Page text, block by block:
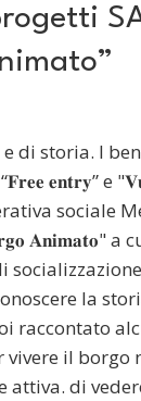
di storia. I
𝐞𝐧𝐭𝐫𝐲” e
sociale
𝐀𝐧𝐢𝐦𝐚𝐭𝐨" a
la
raccontato
il borgo
di